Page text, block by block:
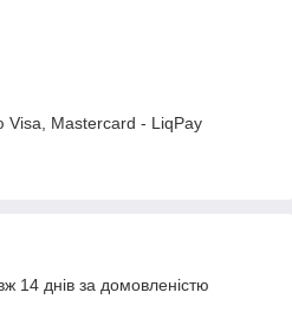
Visa, Mastercard - LiqPay
14 днів за домовленістю